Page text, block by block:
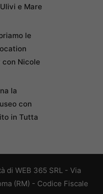
e Mare
le
con Nicole
la
con
in Tutta
di WEB 365 SRL - Via
(RM) - Codice Fiscale